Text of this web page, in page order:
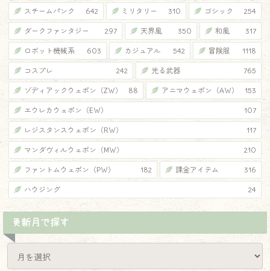
スチームパンク 642 ミリタリー 310 ゴシック 254
ダークファンタジー 297 天界風 350 和風 317
ロボット機械系 603 カジュアル 542 冒険服 1118
コスプレ 242 光る武器 765
ゾディアックウェポン（ZW） 88 アニマウェポン（AW） 153
エウレカウェポン（EW） 107
レジスタンスウェポン（RW） 117
マンダヴィルウェポン（MW） 210
ファントムウェポン（PW） 182 課金アイテム 316
ハウジング 24
更新月で探す